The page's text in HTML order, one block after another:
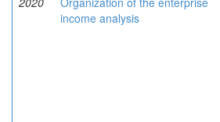
income analysis